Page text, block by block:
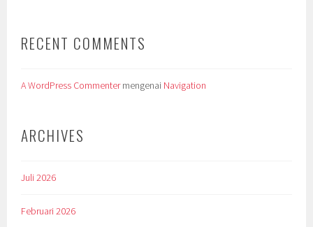
RECENT COMMENTS
A WordPress Commentermengenai Navigation
ARCHIVES
Juli 2026
Februari 2026